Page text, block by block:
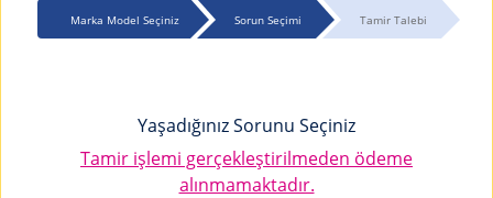
Marka Model Seçiniz Sorun Seçimi Tamir Talebi
Yaşadığınız Sorunu Seçiniz
Tamir işlemi gerçekleştirilmeden ödeme
alınmamaktadır.